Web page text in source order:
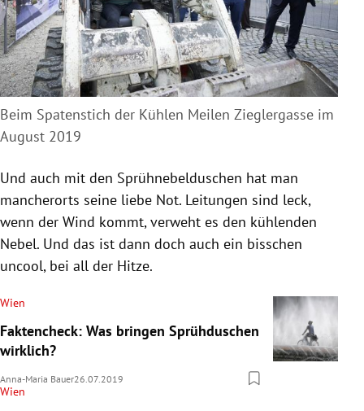
Beim Spatenstich der Kühlen Meilen Zieglergasse im
August 2019
Und auch mit den Sprühnebelduschen hat man
mancherorts seine liebe Not. Leitungen sind leck,
wenn der Wind kommt, verweht es den kühlenden
Nebel. Und das ist dann doch auch ein bisschen
uncool, bei all der Hitze.
Wien
Faktencheck: Was bringen Sprühduschen
wirklich?
Anna-Maria Bauer26.07.2019
Wien